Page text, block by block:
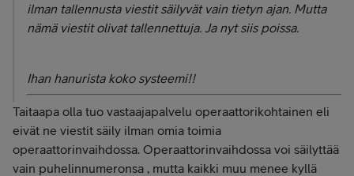
ilman tallennusta viestit säilyvät vain tietyn ajan. Mutta
nämä viestit olivat tallennettuja. Ja nyt siis poissa.
Ihan hanurista koko systeemi!!
Taitaapa olla tuo vastaajapalvelu operaattorikohtainen eli
eivät ne viestit säily ilman omia toimia
operaattorinvaihdossa. Operaattorinvaihdossa voi säilyttää
vain puhelinnumeronsa , mutta kaikki muu menee kyllä